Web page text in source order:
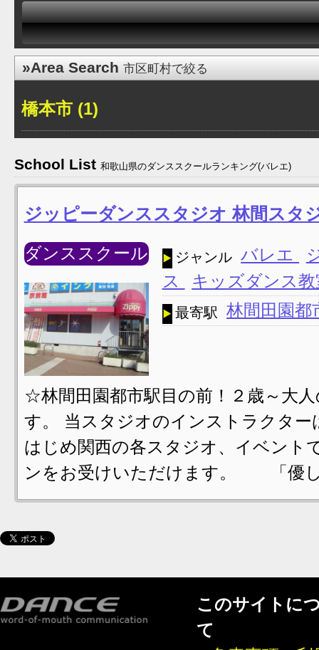
»Area Search市区町村で絞る
橋本市 (1)
School List 和歌山県のダンススクールランキング(バレエ)
ジッピーダンススタジオ 林間スタ
ダンススクール ジャンル バレエ
ス
キッズダンス
最寄駅 林間田園
☆林間田園都市駅目の前！２歳～大
す。 当スタジオのインストラクタ
はじめ関西の各スタジオ、イベント
ンをお受けいただけます。 「優
このサイトに
て